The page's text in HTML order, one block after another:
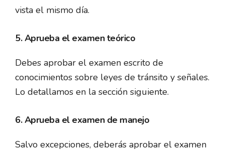
vista el mismo día.
5. Aprueba el examen teórico
Debes aprobar el examen escrito de
conocimientos sobre leyes de tránsito y señales.
Lo detallamos en la sección siguiente.
6. Aprueba el examen de manejo
Salvo excepciones, deberás aprobar el examen